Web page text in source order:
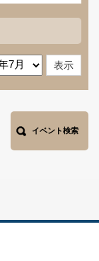
イベント検索